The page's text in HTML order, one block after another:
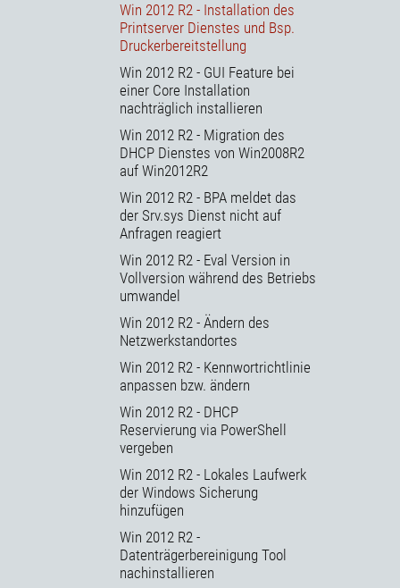
Win 2012 R2 - Installation des
Printserver Dienstes und Bsp.
Druckerbereitstellung
Win 2012 R2 - GUI Feature bei
einer Core Installation
nachträglich installieren
Win 2012 R2 - Migration des
DHCP Dienstes von Win2008R2
auf Win2012R2
Win 2012 R2 - BPA meldet das
der Srv.sys Dienst nicht auf
Anfragen reagiert
Win 2012 R2 - Eval Version in
Vollversion während des Betriebs
umwandel
Win 2012 R2 - Ändern des
Netzwerkstandortes
Win 2012 R2 - Kennwortrichtlinie
anpassen bzw. ändern
Win 2012 R2 - DHCP
Reservierung via PowerShell
vergeben
Win 2012 R2 - Lokales Laufwerk
der Windows Sicherung
hinzufügen
Win 2012 R2 -
Datenträgerbereinigung Tool
nachinstallieren